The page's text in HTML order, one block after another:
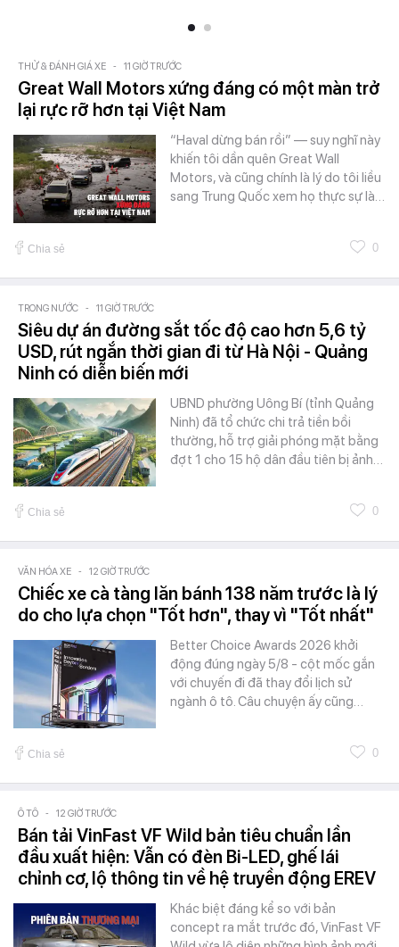
THỬ & ĐÁNH GIÁ XE - 11 GIỜ TRƯỚC
Great Wall Motors xứng đáng có một màn trở
lại rực rỡ hơn tại Việt Nam
“Haval dừng bán rồi” — suy nghĩ này
khiến tôi dần quên Great Wall
Motors, và cũng chính là lý do tôi liều
sang Trung Quốc xem họ thực sự là…
Chia sẻ 0
TRONG NƯỚC - 11 GIỜ TRƯỚC
Siêu dự án đường sắt tốc độ cao hơn 5,6 tỷ
USD, rút ngắn thời gian đi từ Hà Nội - Quảng
Ninh có diễn biến mới
UBND phường Uông Bí (tỉnh Quảng
Ninh) đã tổ chức chi trả tiền bồi
thường, hỗ trợ giải phóng mặt bằng
đợt 1 cho 15 hộ dân đầu tiên bị ảnh…
Chia sẻ 0
VĂN HÓA XE - 12 GIỜ TRƯỚC
Chiếc xe cà tàng lăn bánh 138 năm trước là lý
do cho lựa chọn "Tốt hơn", thay vì "Tốt nhất"
Better Choice Awards 2026 khởi
động đúng ngày 5/8 - cột mốc gắn
với chuyến đi đã thay đổi lịch sử
ngành ô tô. Câu chuyện ấy cũng…
Chia sẻ 0
Ô TÔ - 12 GIỜ TRƯỚC
Bán tải VinFast VF Wild bản tiêu chuẩn lần
đầu xuất hiện: Vẫn có đèn Bi-LED, ghế lái
chỉnh cơ, lộ thông tin về hệ truyền động EREV
Khác biệt đáng kể so với bản
concept ra mắt trước đó, VinFast VF